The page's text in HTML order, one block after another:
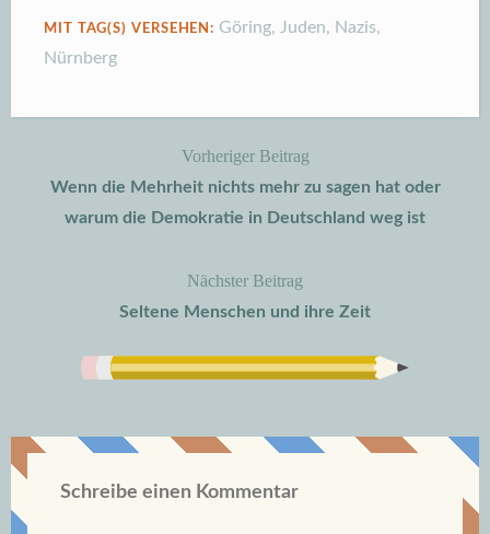
MIT TAG(S) VERSEHEN: Göring, Juden, Nazis,
Nürnberg
BeitragsnavigationVorheriger Beitrag
Wenn die Mehrheit nichts mehr zu sagen hat oder
warum die Demokratie in Deutschland weg ist
Nächster Beitrag
Seltene Menschen und ihre Zeit
Schreibe einen Kommentar